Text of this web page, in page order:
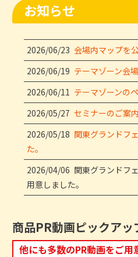
お知らせ
2026/06/23 会場内マップを
2026/06/19 テーマゾーン会
2026/06/11 テーマゾーンの
2026/05/27 セミナーのご案
2026/05/18 関東グランドフ
た。
2026/04/06 関東グランドフ
用意しました。
商品PR動画ピックアッ
他にも多数のPR動画をご用